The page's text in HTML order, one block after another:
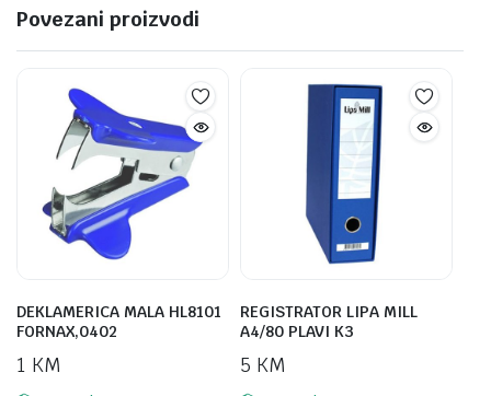
Povezani proizvodi
DEKLAMERICA MALA HL8101
FORNAX,0402
1 KM
REGISTRATOR LIPA MILL
A4/80 PLAVI K3
5 KM